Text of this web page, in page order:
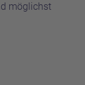
möglichst